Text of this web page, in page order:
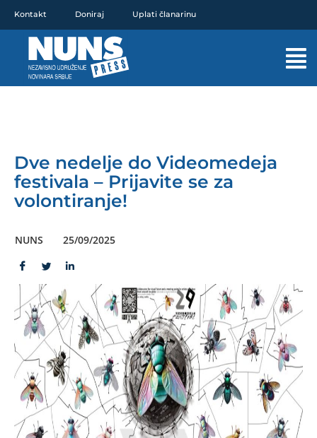
sadržaj
Kontakt Doniraj Uplati članarinu
Dve nedelje do Videomedeja
festivala – Prijavite se za
volontiranje!
NUNS 25/09/2025